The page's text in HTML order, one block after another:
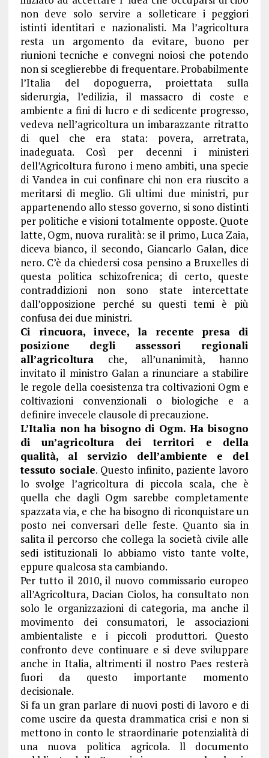
non deve solo servire a solleticare i peggiori
istinti identitari e nazionalisti. Ma l’agricoltura
resta un argomento da evitare, buono per
riunioni tecniche e convegni noiosi che potendo
non si sceglierebbe di frequentare. Probabilmente
l’Italia del dopoguerra, proiettata sulla
siderurgia, l’edilizia, il massacro di coste e
ambiente a fini di lucro e di sedicente progresso,
vedeva nell’agricoltura un imbarazzante ritratto
di quel che era stata: povera, arretrata,
inadeguata. Così per decenni i ministeri
dell’Agricoltura furono i meno ambiti, una specie
di Vandea in cui confinare chi non era riuscito a
meritarsi di meglio. Gli ultimi due ministri, pur
appartenendo allo stesso governo, si sono distinti
per politiche e visioni totalmente opposte. Quote
latte, Ogm, nuova ruralità: se il primo, Luca Zaia,
diceva bianco, il secondo, Giancarlo Galan, dice
nero. C’è da chiedersi cosa pensino a Bruxelles di
questa politica schizofrenica; di certo, queste
contraddizioni non sono state intercettate
dall’opposizione perché su questi temi è più
confusa dei due ministri.
Ci rincuora, invece, la recente presa di
posizione degli assessori regionali
all’agricolturache, all’unanimità, hanno
invitato il ministro Galan a rinunciare a stabilire
le regole della coesistenza tra coltivazioni Ogm e
coltivazioni convenzionali o biologiche e a
definire invecele clausole di precauzione.
L’Italia non ha bisogno di Ogm. Ha bisogno
di un’agricoltura dei territori e della
qualità, al servizio dell’ambiente e del
tessuto sociale. Questo infinito, paziente lavoro
lo svolge l’agricoltura di piccola scala, che è
quella che dagli Ogm sarebbe completamente
spazzata via, e che ha bisogno di riconquistare un
posto nei conversari delle feste. Quanto sia in
salita il percorso che collega la società civile alle
sedi istituzionali lo abbiamo visto tante volte,
eppure qualcosa sta cambiando.
Per tutto il 2010, il nuovo commissario europeo
all’Agricoltura, Dacian Ciolos, ha consultato non
solo le organizzazioni di categoria, ma anche il
movimento dei consumatori, le associazioni
ambientaliste e i piccoli produttori. Questo
confronto deve continuare e si deve sviluppare
anche in Italia, altrimenti il nostro Paes resterà
fuori da questo importante momento
decisionale.
Si fa un gran parlare di nuovi posti di lavoro e di
come uscire da questa drammatica crisi e non si
mettono in conto le straordinarie potenzialità di
una nuova politica agricola. ll documento